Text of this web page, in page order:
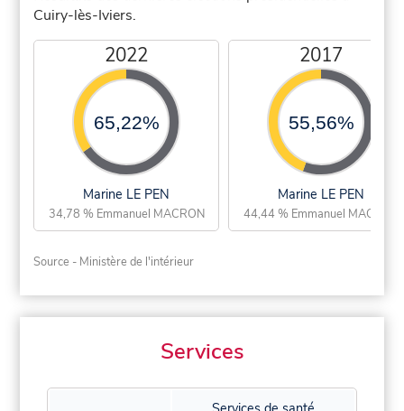
Cuiry-lès-Iviers.
2022
65,22%
Marine LE PEN
34,78 % Emmanuel MACRON
2017
55,56%
Marine LE PEN
44,44 % Emmanuel MACRON
Source - Ministère de l'intérieur
Services